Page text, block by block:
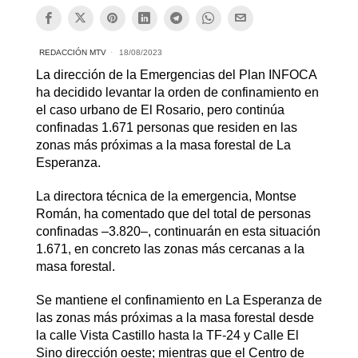
REDACCIÓN MTV 18/08/2023
La dirección de la Emergencias del Plan INFOCA
ha decidido levantar la orden de confinamiento en
el caso urbano de El Rosario, pero continúa
confinadas 1.671 personas que residen en las
zonas más próximas a la masa forestal de La
Esperanza.
La directora técnica de la emergencia, Montse
Román, ha comentado que del total de personas
confinadas –3.820–, continuarán en esta situación
1.671, en concreto las zonas más cercanas a la
masa forestal.
Se mantiene el confinamiento en La Esperanza de
las zonas más próximas a la masa forestal desde
la calle Vista Castillo hasta la TF-24 y Calle El
Sino dirección oeste; mientras que el Centro de